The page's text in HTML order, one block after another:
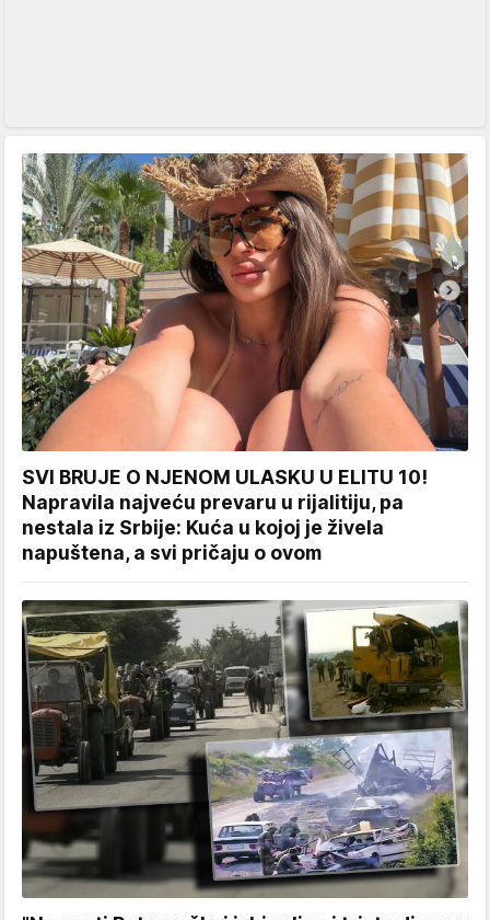
SVI BRUJE O NJENOM ULASKU U ELITU 10!
Napravila najveću prevaru u rijalitiju, pa
nestala iz Srbije: Kuća u kojoj je živela
napuštena, a svi pričaju o ovom